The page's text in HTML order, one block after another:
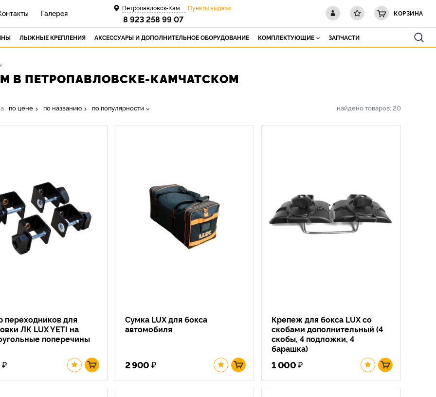
КОРЗИНА
Пункты выдачи
8 923 258 99 07
Галерея
ЛЫЖНЫЕ КРЕПЛЕНИЯ АКСЕССУАРЫ И ДОПОЛНИТЕЛЬНОЕ ОБОРУДОВАНИЕ КОМПЛЕКТУЮЩИЕ ЗАПЧАСТИ
В ПЕТРОПАВЛОВСКЕ-КАМЧАТСКОМ
по цене по названию по популярности найдено товаров: 20
переходников для
ЛК LUX YETI на
поперечины
₽
Сумка LUX для бокса
автомобиля
2 900 ₽
Крепеж для бокса LUX со
скобами дополнительный (4
скобы, 4 подложки, 4
барашка)
1 000₽